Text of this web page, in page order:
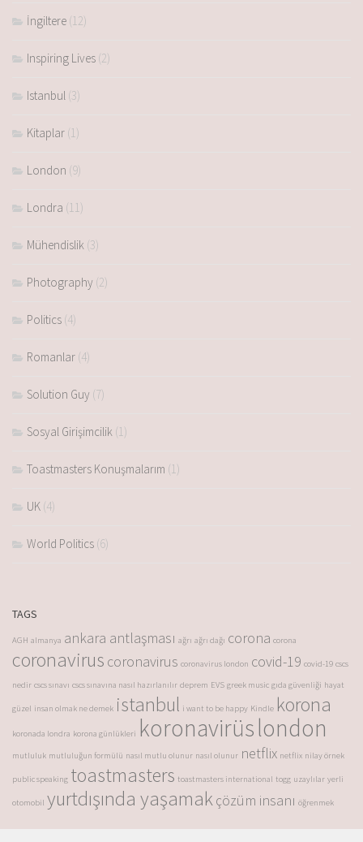
İngiltere (12)
Inspiring Lives (2)
Istanbul (3)
Kitaplar (1)
London (9)
Londra (11)
Mühendislik (3)
Photography (2)
Politics (4)
Romanlar (4)
Solution Guy (7)
Sosyal Girişimcilik (1)
Toastmasters Konuşmalarım (1)
UK (4)
World Politics (6)
TAGS
AGH almanya ankara antlaşması ağrı ağrı dağı corona corona
coronavirus coronavirus coronavirus london covid-19 covid-19 cscs
nedir cscs sınavı cscs sınavına nasıl hazırlanılır deprem EVS greek music gıda güvenliği hayat
güzel insan olmak ne demek istanbul i want to be happy Kindle korona
koronada londra korona günlükleri koronavirüslondon
mutluluk mutluluğun formülü nasıl mutlu olunur nasıl olunur netflix netflix nilay örnek
public speaking toastmasters toastmasters international togg uzaylılar yerli
otomobil yurtdışında yaşamakçözüm insanı öğrenmek